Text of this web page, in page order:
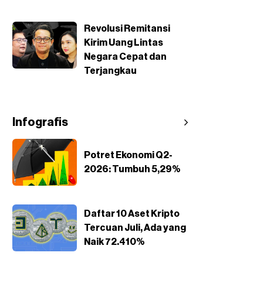
Revolusi Remitansi
Kirim Uang Lintas
Negara Cepat dan
Terjangkau
Infografis
Potret Ekonomi Q2-
2026: Tumbuh 5,29%
Daftar 10 Aset Kripto
Tercuan Juli, Ada yang
Naik 72.410%